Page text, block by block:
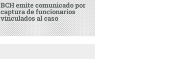
BCH emite comunicado por
captura de funcionarios
vinculados al caso